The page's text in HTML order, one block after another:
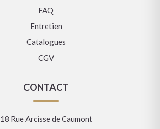
FAQ
Entretien
Catalogues
CGV
CONTACT
18 Rue Arcisse de Caumont